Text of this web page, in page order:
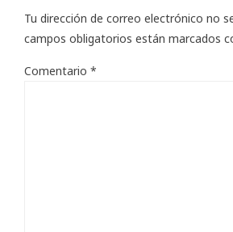
Tu dirección de correo electrónico no
campos obligatorios están marcados
Comentario *